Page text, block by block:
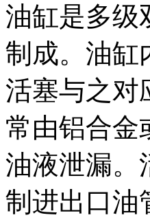
油缸是多级
制成。油缸
活塞与之对
常由铝合金
油液泄漏。
制进出口油